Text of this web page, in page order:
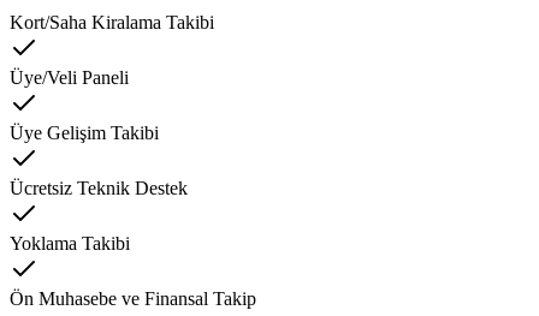
Kort/Saha Kiralama Takibi
Üye/Veli Paneli
Üye Gelişim Takibi
Ücretsiz Teknik Destek
Yoklama Takibi
Ön Muhasebe ve Finansal Takip